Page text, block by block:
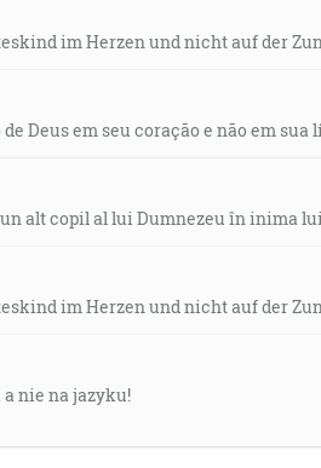
im Herzen und nicht auf der
Deus em seu coração e não em sua
alt copil al lui Dumnezeu în inima
im Herzen und nicht auf der
nie na jazyku!